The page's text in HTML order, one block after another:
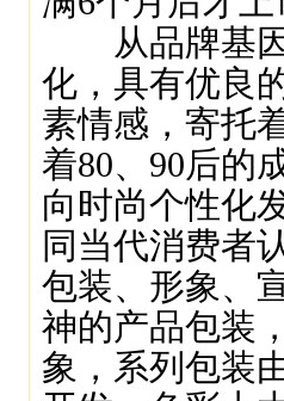
从品牌基因
化，具有优良
素情感，寄托
着80、90后的
向时尚个性化
同当代消费者
包装、形象、
神的产品包装
象，系列包装